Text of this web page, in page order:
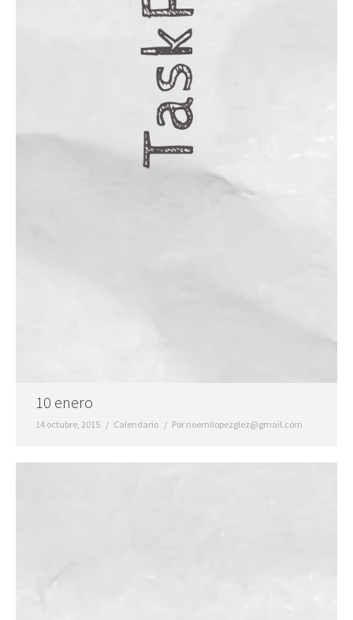
10 enero
14 octubre, 2015 Calendario Por noemilopezglez@gmail.com